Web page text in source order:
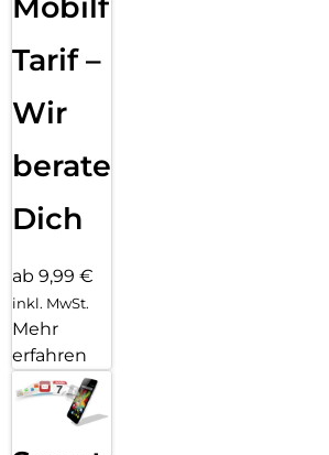
Schnellladetechnik ist dieses
griffbereit halten möchten – ohne
Komfort oder Ästhetik.
Tarif –
Wir
beraten
Dich
ab 9,99 €
inkl. MwSt.
Mehr
erfahren